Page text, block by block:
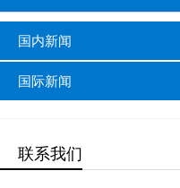
国内新闻
国际新闻
联系我们